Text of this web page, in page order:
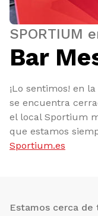
SPORTIUM
Bar
¡Lo sentimos! en
se encuentra
el local Sportium
que estamos
Sportium.es
Estamos cerca de